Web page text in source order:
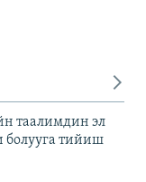
таалимдин эл
болууга тийиш